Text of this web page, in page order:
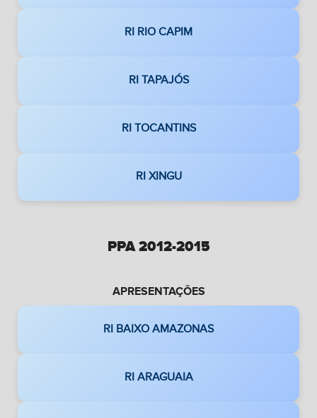
RI RIO CAPIM
RI TAPAJÓS
RI TOCANTINS
RI XINGU
PPA 2012-2015
APRESENTAÇÕES
RI BAIXO AMAZONAS
RI ARAGUAIA